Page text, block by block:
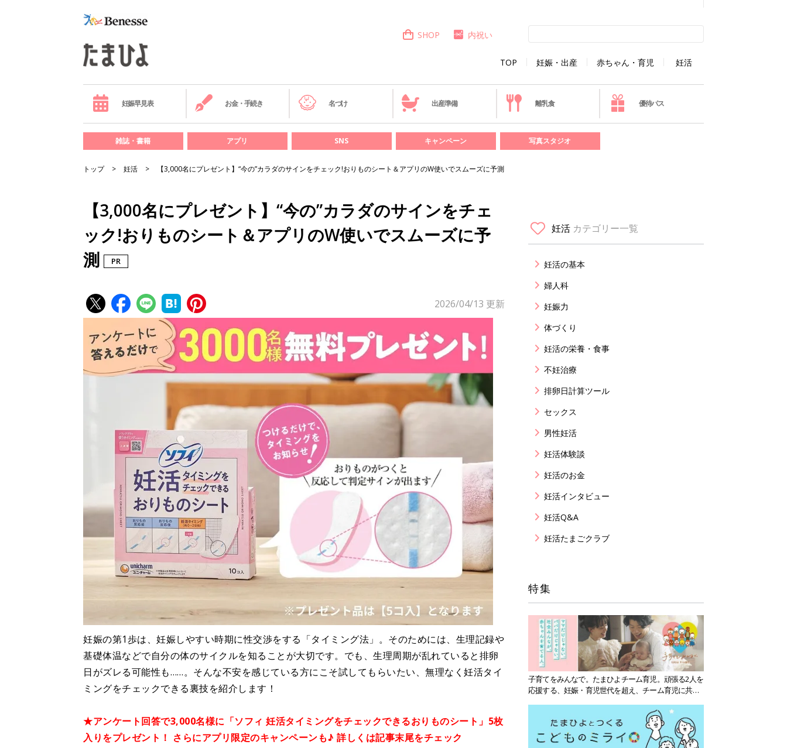
TOP 妊娠・出産 赤ちゃん・育児 妊活
SHOP 内祝い
妊娠早見表 お金・手続き 名づけ 出産準備 離乳食 優待パス
雑誌・書籍 アプリ SNS キャンペーン 写真スタジオ
トップ 妊活 【3,000名にプレゼント】“今の”カラダのサインをチェック!おりものシート＆アプリのW使いでスムーズに予測
【3,000名にプレゼント】“今の”カラダのサインをチェ
ック!おりものシート＆アプリのW使いでスムーズに予
測
2026/04/13 更新
妊娠の第1歩は、妊娠しやすい時期に性交渉をする「タイミング法」。そのためには、生理記録や
基礎体温などで自分の体のサイクルを知ることが大切です。でも、生理周期が乱れていると排卵
日がズレる可能性も……。そんな不安を感じている方にこそ試してもらいたい、無理なく妊活タイ
ミングをチェックできる裏技を紹介します！
★アンケート回答で3,000名様に「ソフィ 妊活タイミングをチェックできるおりものシート」5枚
入りをプレゼント！ さらにアプリ限定のキャンペーンも♪ 詳しくは記事末尾をチェック
妊活 カテゴリー一覧
妊活の基本
婦人科
妊娠力
体づくり
妊活の栄養・食事
不妊治療
排卵日計算ツール
セックス
男性妊活
妊活体験談
妊活のお金
妊活インタビュー
妊活Q&A
妊活たまごクラブ
特集
子育てをみんなで。たまひよチーム育児。頑張る2人を
応援する、妊娠・育児世代を超え、チーム育児に共感